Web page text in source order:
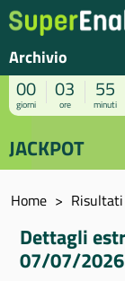
Archivio
00
giorni
03
ore
55
minuti
JACKPOT
Home
Dettagli
07/07/2026